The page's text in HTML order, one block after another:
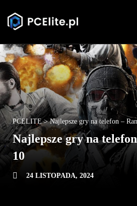
PCELITE>Najlepsze gry na telefon –
Najlepsze gry na
10
24 LISTOPADA, 2024